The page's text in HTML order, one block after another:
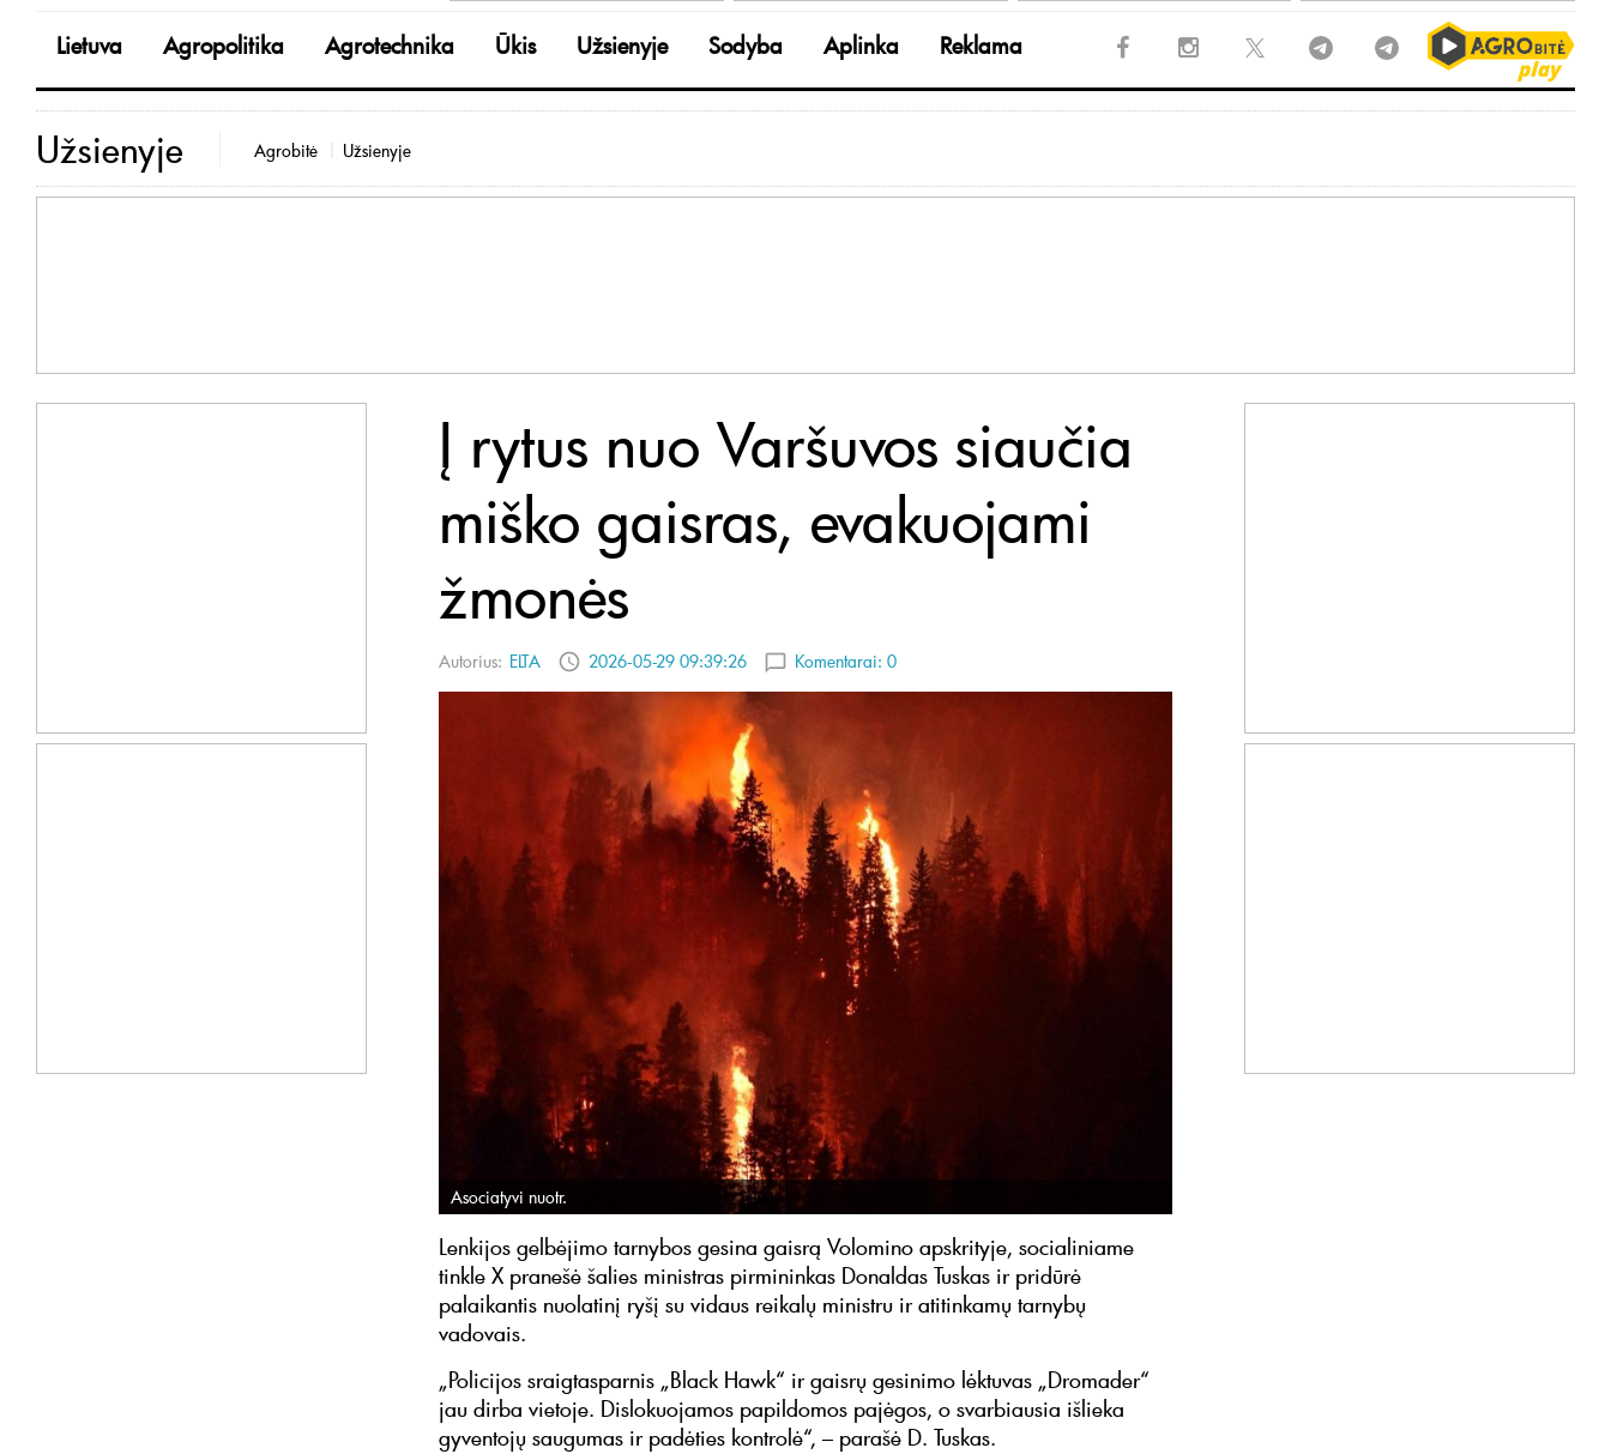
Lietuva Agropolitika Agrotechnika Ūkis Užsienyje Sodyba Aplinka Reklama
Užsienyje Agrobitė Užsienyje
Į rytus nuo Varšuvos siaučia
miško gaisras, evakuojami
žmonės
Autorius: ELTA 2026-05-29 09:39:26 Komentarai: 0
Asociatyvi nuotr.
Lenkijos gelbėjimo tarnybos gesina gaisrą Volomino apskrityje, socialiniame
tinkle X pranešė šalies ministras pirmininkas Donaldas Tuskas ir pridūrė
palaikantis nuolatinį ryšį su vidaus reikalų ministru ir atitinkamų tarnybų
vadovais.
„Policijos sraigtasparnis „Black Hawk“ ir gaisrų gesinimo lėktuvas „Dromader“
jau dirba vietoje. Dislokuojamos papildomos pajėgos, o svarbiausia išlieka
gyventojų saugumas ir padėties kontrolė“, – parašė D. Tuskas.